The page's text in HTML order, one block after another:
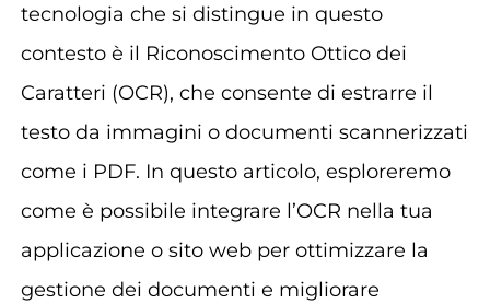
tecnologia che si distingue in questo
contesto è il Riconoscimento Ottico dei
Caratteri (OCR), che consente di estrarre il
testo da immagini o documenti scannerizzati
come i PDF. In questo articolo, esploreremo
come è possibile integrare l’OCR nella tua
applicazione o sito web per ottimizzare la
gestione dei documenti e migliorare